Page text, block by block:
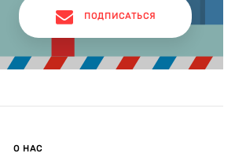
ПОДПИСАТЬСЯ
О НАС